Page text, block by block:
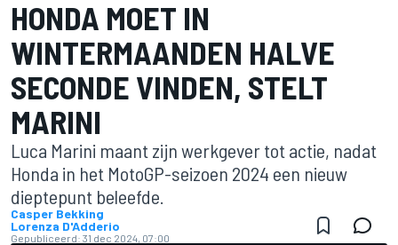
HONDA MOET IN
WINTERMAANDEN HALVE
SECONDE VINDEN, STELT
MARINI
Luca Marini maant zijn werkgever tot actie, nadat
Honda in het MotoGP-seizoen 2024 een nieuw
dieptepunt beleefde.
Casper Bekking
Lorenza D'Adderio
Gepubliceerd: 31 dec 2024, 07:00